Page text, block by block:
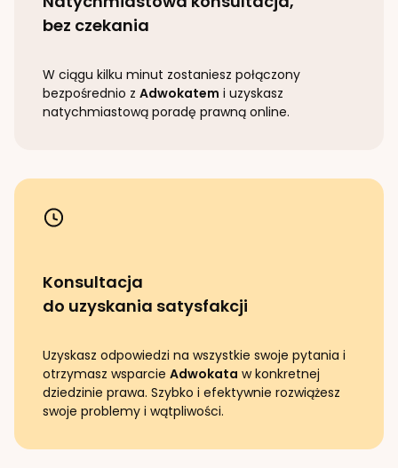
bez czekania
W ciągu kilku minut zostaniesz połączony
bezpośrednio z Adwokatem i uzyskasz
natychmiastową poradę prawną online.
Konsultacja
do uzyskania satysfakcji
Uzyskasz odpowiedzi na wszystkie swoje pytania i
otrzymasz wsparcie Adwokata w konkretnej
dziedzinie prawa. Szybko i efektywnie rozwiążesz
swoje problemy i wątpliwości.